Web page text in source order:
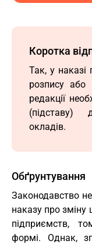
Коротка
Так, у наказі
розпису або
редакції
(підставу)
окладів.
Обґрунтування
Законодавство
наказу про
підприємств,
формі. Однак,